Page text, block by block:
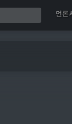
언론